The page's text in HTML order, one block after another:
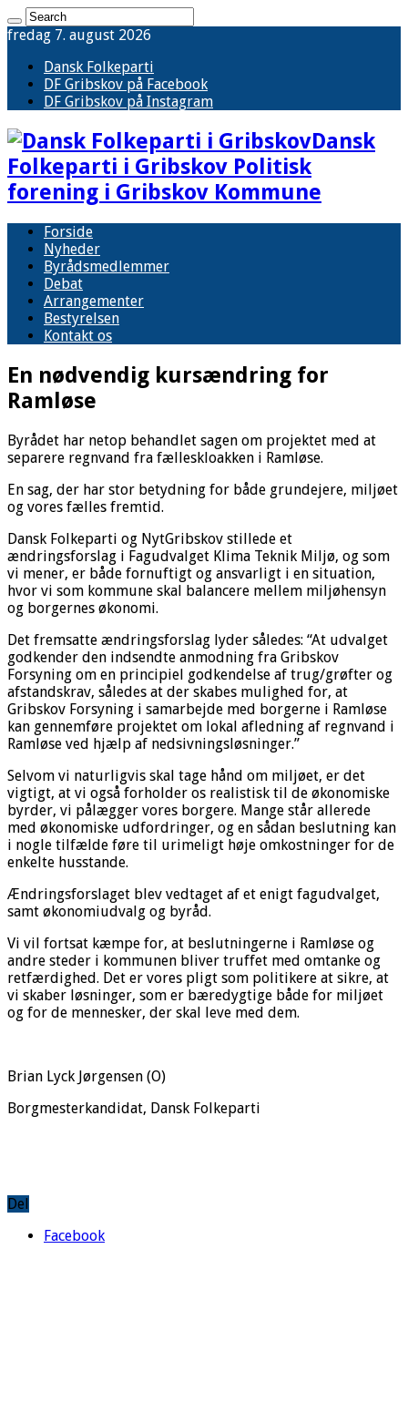
fredag 7. august 2026
Dansk Folkeparti
DF Gribskov på Facebook
DF Gribskov på Instagram
Dansk
Folkeparti i Gribskov Politisk
forening i Gribskov Kommune
Forside
Nyheder
Byrådsmedlemmer
Debat
Arrangementer
Bestyrelsen
Kontakt os
En nødvendig kursændring for
Ramløse
Byrådet har netop behandlet sagen om projektet med at
separere regnvand fra fælleskloakken i Ramløse.
En sag, der har stor betydning for både grundejere, miljøet
og vores fælles fremtid.
Dansk Folkeparti og NytGribskov stillede et
ændringsforslag i Fagudvalget Klima Teknik Miljø, og som
vi mener, er både fornuftigt og ansvarligt i en situation,
hvor vi som kommune skal balancere mellem miljøhensyn
og borgernes økonomi.
Det fremsatte ændringsforslag lyder således: “At udvalget
godkender den indsendte anmodning fra Gribskov
Forsyning om en principiel godkendelse af trug/grøfter og
afstandskrav, således at der skabes mulighed for, at
Gribskov Forsyning i samarbejde med borgerne i Ramløse
kan gennemføre projektet om lokal afledning af regnvand i
Ramløse ved hjælp af nedsivningsløsninger.”
Selvom vi naturligvis skal tage hånd om miljøet, er det
vigtigt, at vi også forholder os realistisk til de økonomiske
byrder, vi pålægger vores borgere. Mange står allerede
med økonomiske udfordringer, og en sådan beslutning kan
i nogle tilfælde føre til urimeligt høje omkostninger for de
enkelte husstande.
Ændringsforslaget blev vedtaget af et enigt fagudvalget,
samt økonomiudvalg og byråd.
Vi vil fortsat kæmpe for, at beslutningerne i Ramløse og
andre steder i kommunen bliver truffet med omtanke og
retfærdighed. Det er vores pligt som politikere at sikre, at
vi skaber løsninger, som er bæredygtige både for miljøet
og for de mennesker, der skal leve med dem.
Brian Lyck Jørgensen (O)
Borgmesterkandidat, Dansk Folkeparti
Del
Facebook